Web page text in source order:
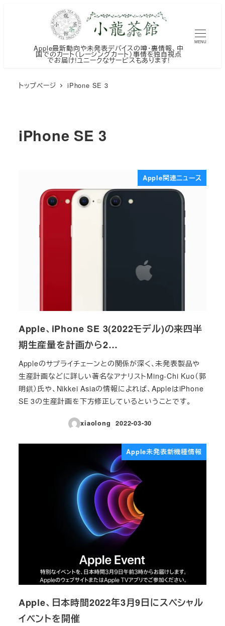
Apple最新動向や未発表デバイスの噂・裏情報、中
国でのカート（レーシングカート）事情を独自視点
でお届け!ユニークなサービスもあります!
MENU
トップページ iPhone SE 3
iPhone SE 3
Apple関連ニュース
Apple、iPhone SE 3(2022モデル)の来四半
期生産量を計画から2…
Appleのサプライチェーンとの関係が深く、未発表製品や
生産計画などに詳しい著名なアナリストMing-Chi Kuo（郭
明錤）氏や、Nikkei Asiaの情報によれば、AppleはiPhone
SE 3の生産計画を下方修正しているということです。
xiaolong
投稿日
2022-03-30
Apple未発表新機種情報
Apple、日本時間2022年3月9日にスペシャル
イベントを開催